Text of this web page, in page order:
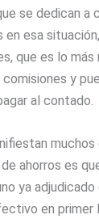
se dedican a
esa
que es lo
y
al contado.
muchos
ahorros es
ya adjudicado
en primer